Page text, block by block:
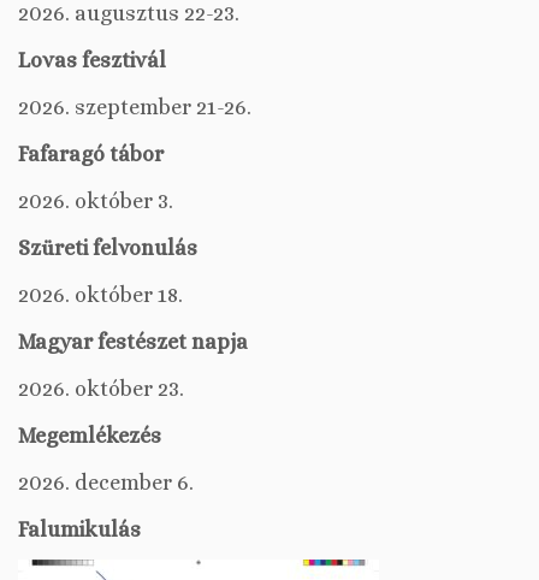
2026. augusztus 22-23.
Lovas fesztivál
2026. szeptember 21-26.
Fafaragó tábor
2026. október 3.
Szüreti felvonulás
2026. október 18.
Magyar festészet napja
2026. október 23.
Megemlékezés
2026. december 6.
Falumikulás